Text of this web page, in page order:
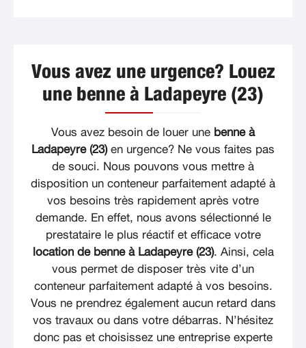
Vous avez une urgence? Louez
une benne à Ladapeyre (23)
Vous avez besoin de louer une benne à
Ladapeyre (23)en urgence? Ne vous faites pas
de souci. Nous pouvons vous mettre à
disposition un conteneur parfaitement adapté à
vos besoins très rapidement après votre
demande. En effet, nous avons sélectionné le
prestataire le plus réactif et efficace votre
location de benne à Ladapeyre (23). Ainsi, cela
vous permet de disposer très vite d’un
conteneur parfaitement adapté à vos besoins.
Vous ne prendrez également aucun retard dans
vos travaux ou dans votre débarras. N’hésitez
donc pas et choisissez une entreprise experte